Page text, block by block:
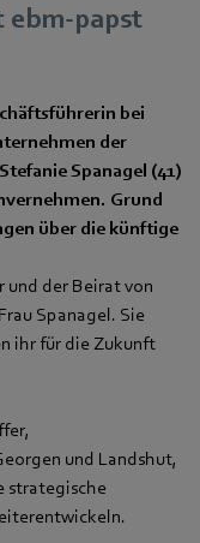
ebm-papst
bei
der
Spanagel (41)
Grund
über die künftige
und der Beirat von
Spanagel. Sie
ihr für die Zukunft
und Landshut,
strategische